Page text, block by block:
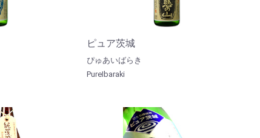
ピュア茨城
ぴゅあいばらき
PureIbaraki